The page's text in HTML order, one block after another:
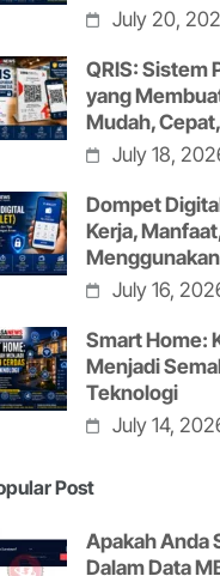
July 20,
QRIS: Sistem
yang
Mudah,
July 18,
Dompet
Kerja,
July 16,
Smart Home:
Menjadi
Teknologi
July 14,
Post
Apakah Anda
Dalam Data